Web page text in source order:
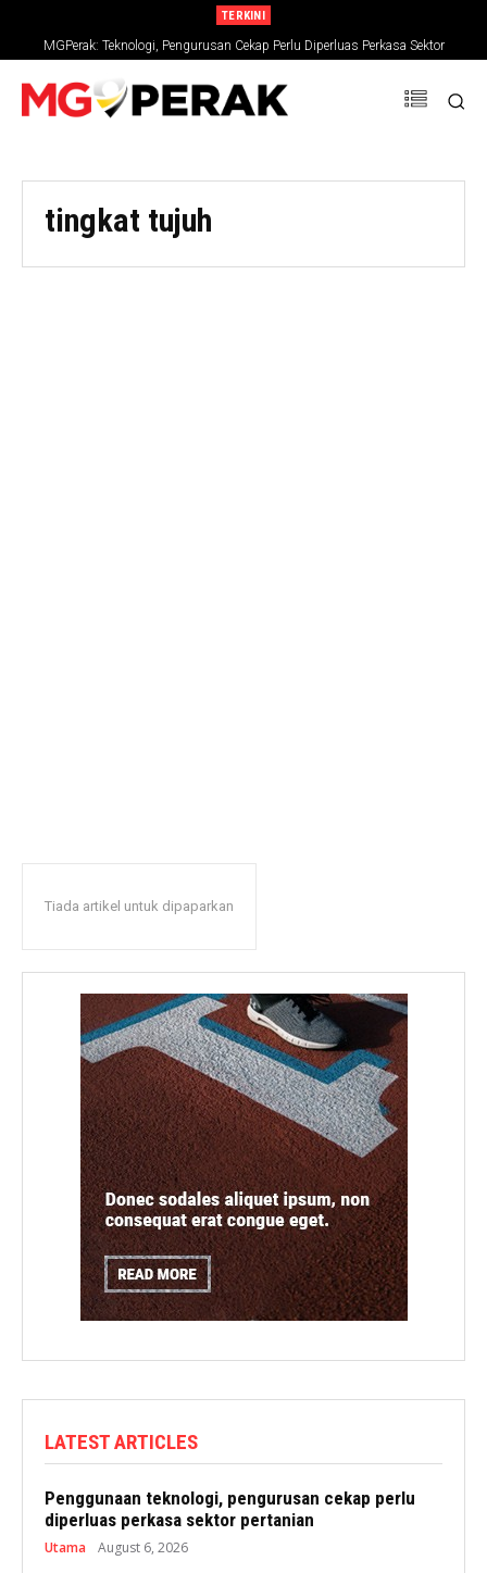
TERKINI
MGPerak: Teknologi, Pengurusan Cekap Perlu Diperluas Perkasa Sektor
Pertanian
tingkat tujuh
Tiada artikel untuk dipaparkan
LATEST ARTICLES
Penggunaan teknologi, pengurusan cekap perlu
diperluas perkasa sektor pertanian
Utama August 6, 2026